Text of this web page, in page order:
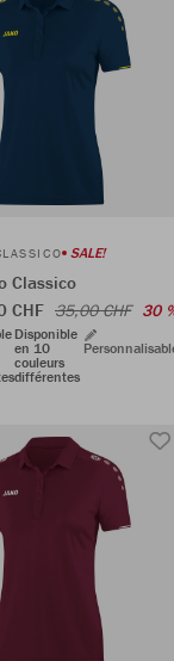
SALE!
Classico
CHF 35,00 CHF 30
Disponible
en 10
couleurs
différentes